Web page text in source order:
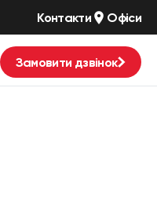
Контакти Офіси
Замовити дзвінок